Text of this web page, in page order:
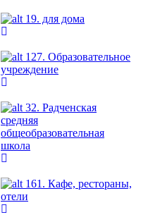
19. для дома
127. Образовательное
учреждение
32. Радченская
средняя
общеобразовательная
школа
161. Кафе, рестораны,
отели